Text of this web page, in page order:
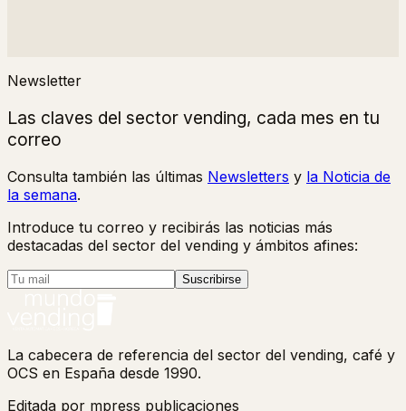
Newsletter
Las claves del sector vending, cada mes en tu
correo
Consulta también las últimas Newsletters y la Noticia de
la semana.
Introduce tu correo y recibirás las noticias más
destacadas del sector del vending y ámbitos afines:
Suscribirse
La cabecera de referencia del sector del vending, café y
OCS en España desde 1990.
Editada por mpress publicaciones